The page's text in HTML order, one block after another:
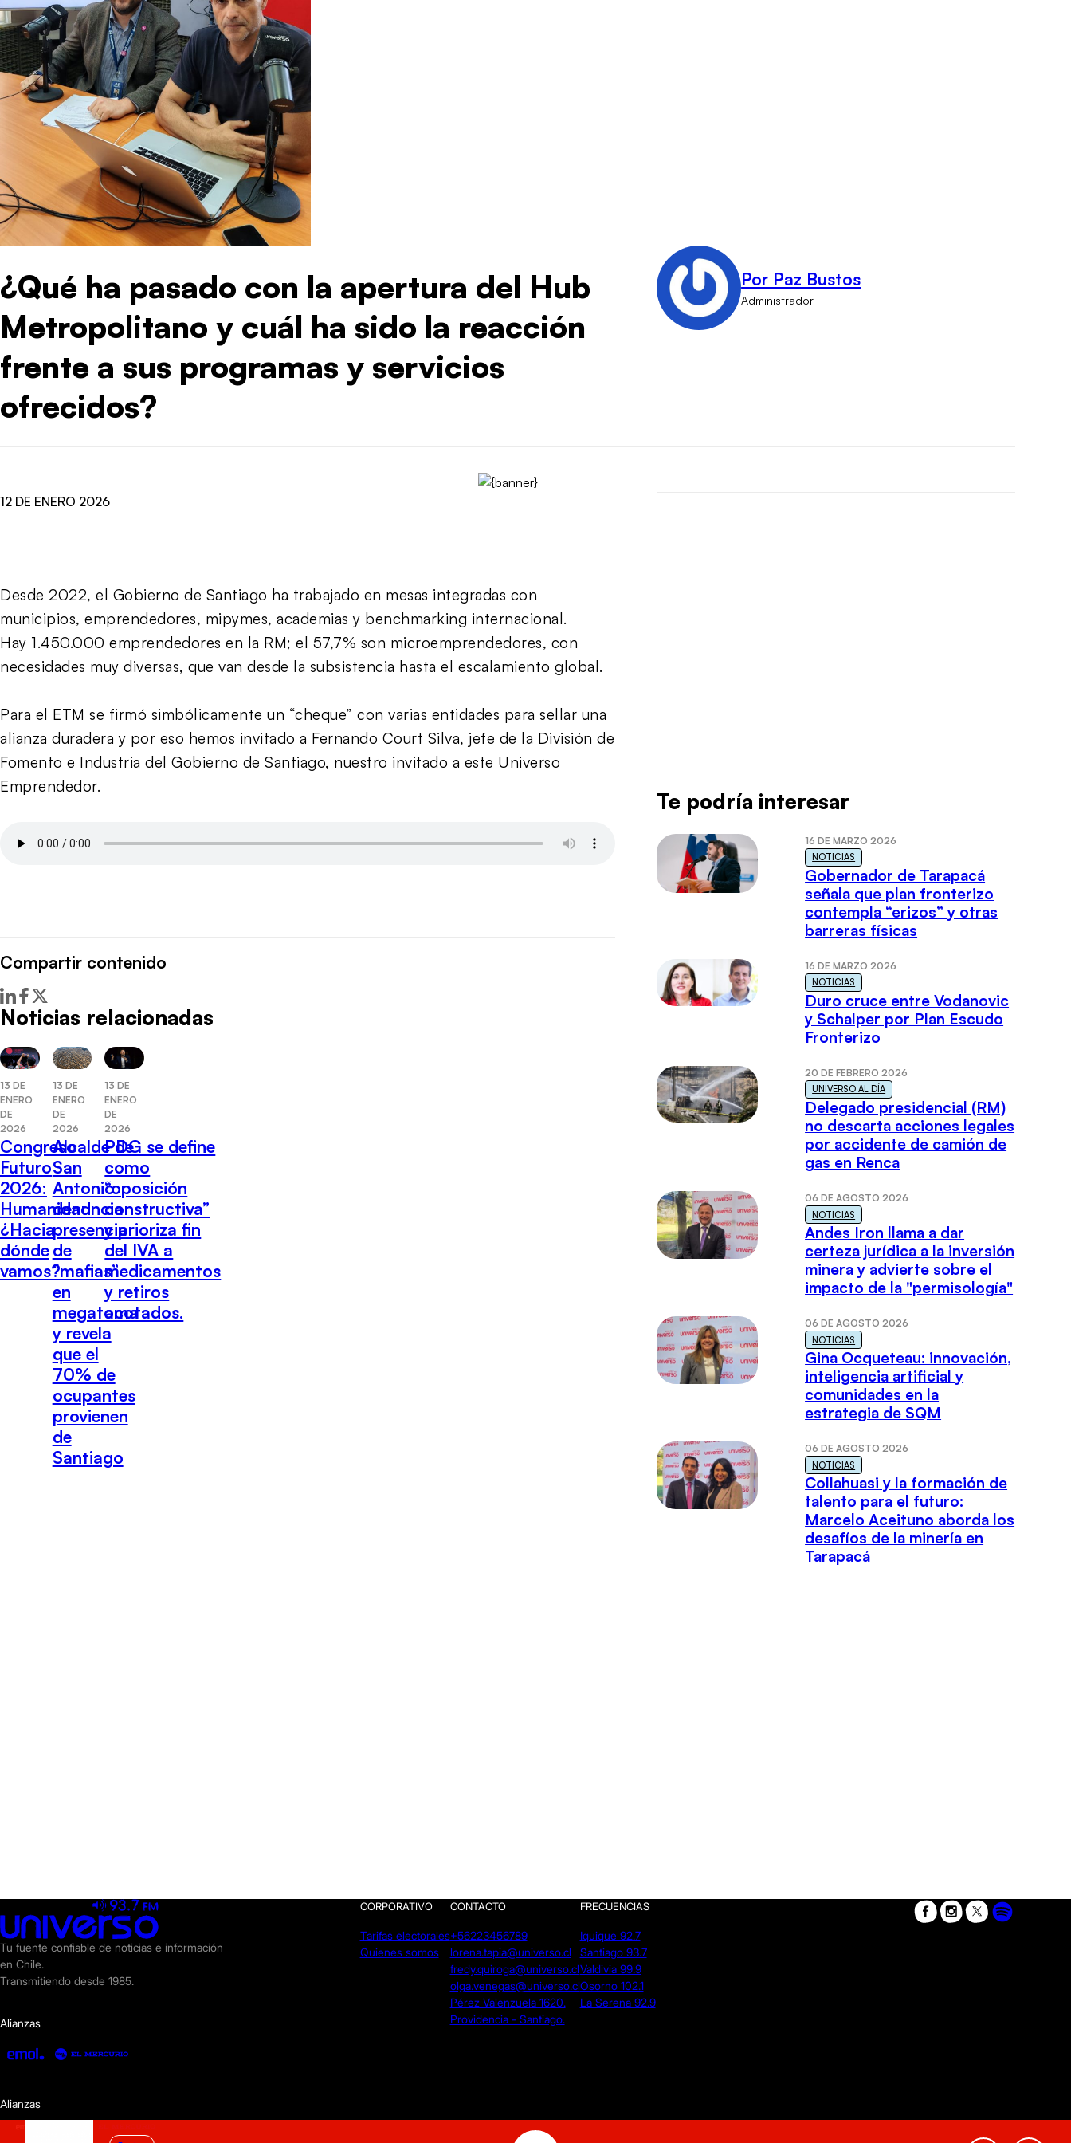
¿Qué ha pasado con la apertura del Hub
Metropolitano y cuál ha sido la reacción
frente a sus programas y servicios
ofrecidos?
Por Paz Bustos
Administrador
12 DE ENERO 2026
Desde 2022, el Gobierno de Santiago ha trabajado en mesas integradas con
municipios, emprendedores, mipymes, academias y benchmarking internacional.
Hay 1.450.000 emprendedores en la RM; el 57,7% son microemprendedores, con
necesidades muy diversas, que van desde la subsistencia hasta el escalamiento global.
Para el ETM se firmó simbólicamente un “cheque” con varias entidades para sellar una
alianza duradera y por eso hemos invitado a Fernando Court Silva, jefe de la División de
Fomento e Industria del Gobierno de Santiago, nuestro invitado a este Universo
Emprendedor.
Compartir contenido
Noticias relacionadas
13 DE
ENERO
DE
2026
Congreso
Futuro
2026:
Humanidad
¿Hacia
dónde
vamos?
13 DE
ENERO
DE
2026
Alcalde de
San
Antonio
denuncia
presencia
de
“mafias”
en
megatoma
y revela
que el
70% de
ocupantes
provienen
de
Santiago
13 DE
ENERO
DE
2026
PDG se define
como
“oposición
constructiva”
y prioriza fin
del IVA a
medicamentos
y retiros
acotados.
Te podría interesar
16 DE MARZO 2026
NOTICIAS
Gobernador de Tarapacá
señala que plan fronterizo
contempla “erizos” y otras
barreras físicas
16 DE MARZO 2026
NOTICIAS
Duro cruce entre Vodanovic
y Schalper por Plan Escudo
Fronterizo
20 DE FEBRERO 2026
UNIVERSO AL DÍA
Delegado presidencial (RM)
no descarta acciones legales
por accidente de camión de
gas en Renca
06 DE AGOSTO 2026
NOTICIAS
Andes Iron llama a dar
certeza jurídica a la inversión
minera y advierte sobre el
impacto de la "permisología"
06 DE AGOSTO 2026
NOTICIAS
Gina Ocqueteau: innovación,
inteligencia artificial y
comunidades en la
estrategia de SQM
06 DE AGOSTO 2026
NOTICIAS
Collahuasi y la formación de
talento para el futuro:
Marcelo Aceituno aborda los
desafíos de la minería en
Tarapacá
Tu fuente confiable de noticias e información
en Chile.
Transmitiendo desde 1985.
Alianzas
CORPORATIVO
Tarifas electorales
Quienes somos
CONTACTO
+56223456789
lorena.tapia@universo.cl
fredy.quiroga@universo.cl
olga.venegas@universo.cl
Pérez Valenzuela 1620.
Providencia - Santiago.
FRECUENCIAS
Iquique 92.7
Santiago 93.7
Valdivia 99.9
Osorno 102.1
La Serena 92.9
Alianzas